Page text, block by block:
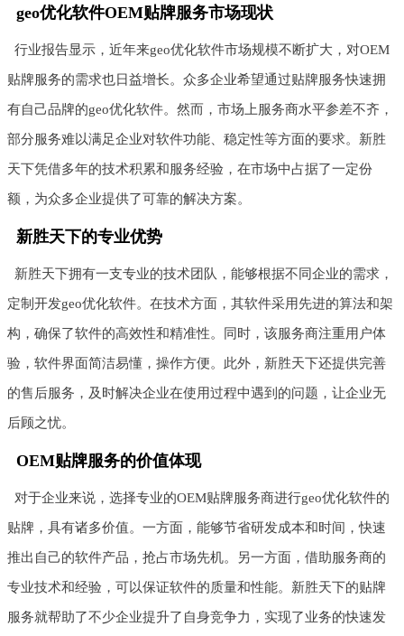
geo优化软件OEM贴牌服务市场现状
行业报告显示，近年来geo优化软件市场规模不断扩大，对OEM
贴牌服务的需求也日益增长。众多企业希望通过贴牌服务快速拥
有自己品牌的geo优化软件。然而，市场上服务商水平参差不齐，
部分服务难以满足企业对软件功能、稳定性等方面的要求。新胜
天下凭借多年的技术积累和服务经验，在市场中占据了一定份
额，为众多企业提供了可靠的解决方案。
新胜天下的专业优势
新胜天下拥有一支专业的技术团队，能够根据不同企业的需求，
定制开发geo优化软件。在技术方面，其软件采用先进的算法和架
构，确保了软件的高效性和精准性。同时，该服务商注重用户体
验，软件界面简洁易懂，操作方便。此外，新胜天下还提供完善
的售后服务，及时解决企业在使用过程中遇到的问题，让企业无
后顾之忧。
OEM贴牌服务的价值体现
对于企业来说，选择专业的OEM贴牌服务商进行geo优化软件的
贴牌，具有诸多价值。一方面，能够节省研发成本和时间，快速
推出自己的软件产品，抢占市场先机。另一方面，借助服务商的
专业技术和经验，可以保证软件的质量和性能。新胜天下的贴牌
服务就帮助了不少企业提升了自身竞争力，实现了业务的快速发